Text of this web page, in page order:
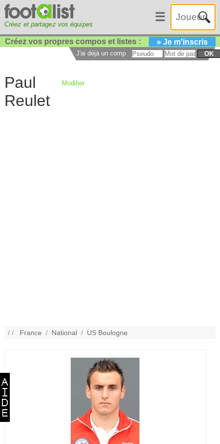
Créez et partagez vos équipes
☰
Créez vos propres compos et listes : » Je m'inscris
J'ai déjà un compte : OK
Paul
Reulet
Modifier
/ / France / National / US Boulogne